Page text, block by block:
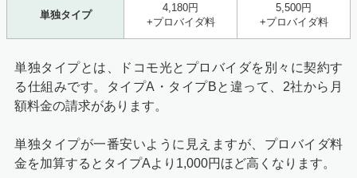
単独タイプ
4,180円
+プロバイダ料
5,500円
+プロバイダ料
単独タイプとは、ドコモ光とプロバイダを別々に契約す
る仕組みです。タイプA・タイプBと違って、2社から月
額料金の請求があります。
単独タイプが一番安いように見えますが、プロバイダ料
金を加算するとタイプAより1,000円ほど高くなります。